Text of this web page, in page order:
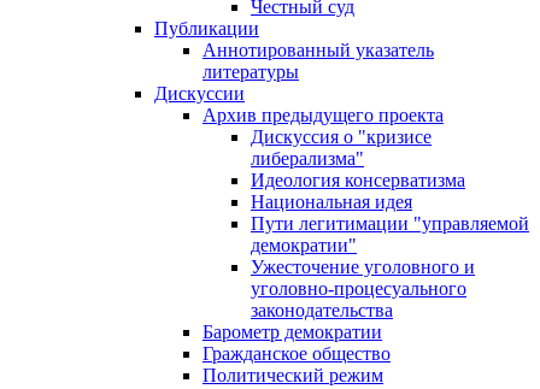
Честный суд
Публикации
Аннотированный указатель
литературы
Дискуссии
Архив предыдущего проекта
Дискуссия о "кризисе
либерализма"
Идеология консерватизма
Национальная идея
Пути легитимации "управляемой
демократии"
Ужесточение уголовного и
уголовно-процесуального
законодательства
Барометр демократии
Гражданское общество
Политический режим